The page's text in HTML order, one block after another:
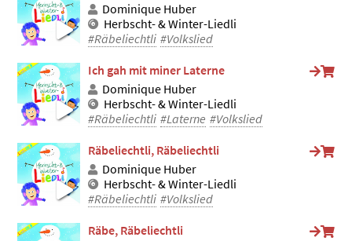
Dominique Huber
Herbscht- & Winter-Liedli
#Räbeliechtli #Volkslied
Ich gah mit miner Laterne
Dominique Huber
Herbscht- & Winter-Liedli
#Räbeliechtli #Laterne #Volkslied
Räbeliechtli, Räbeliechtli
Dominique Huber
Herbscht- & Winter-Liedli
#Räbeliechtli #Volkslied
Räbe, Räbeliechtli